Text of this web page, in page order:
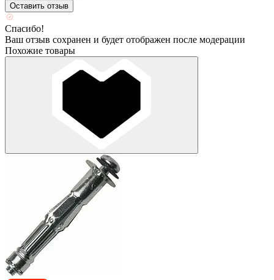
Оставить отзыв
Спасибо!
Ваш отзыв сохранен и будет отображен после модерации
Похожие товары